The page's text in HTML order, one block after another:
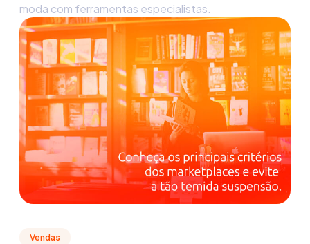
moda com ferramentas especialistas.
Vendas